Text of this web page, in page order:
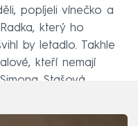
popíjeli vínečko a
který ho
by letadlo. Takhle
kteří nemají
Stašová.